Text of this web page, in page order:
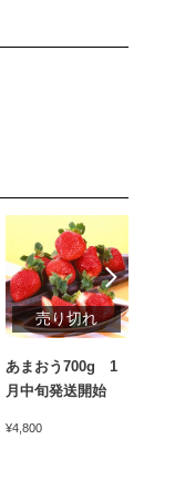
売り切れ
あまおう700g 1
月中旬発送開始
¥4,800